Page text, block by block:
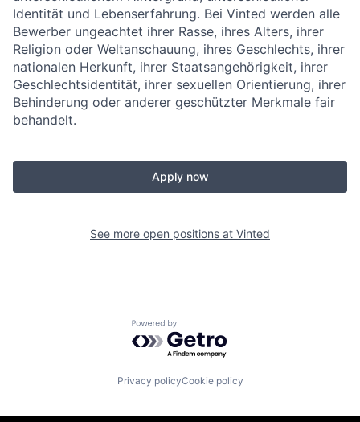
Identität und Lebenserfahrung. Bei Vinted werden alle
Bewerber ungeachtet ihrer Rasse, ihres Alters, ihrer
Religion oder Weltanschauung, ihres Geschlechts, ihrer
nationalen Herkunft, ihrer Staatsangehörigkeit, ihrer
Geschlechtsidentität, ihrer sexuellen Orientierung, ihrer
Behinderung oder anderer geschützter Merkmale fair
behandelt.
Apply now
See more open positions at Vinted
Powered by Getro.com
Privacy policyCookie policy